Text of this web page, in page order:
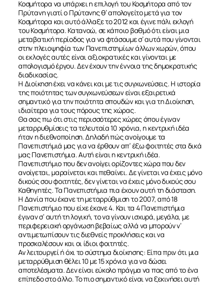
ΣΧΕΤΙΚΑ
ΝΕΑ
ΕΠΙΚΟΙΝΩΝΙΑ
Κοσμήτορα να υπάρχει η επιλογή του Κοσμήτορα από τον
Πρύτανη γιατί ο Πρύτανης θ’ απολογείτο μετά για τον
Κοσμήτορα και αυτό άλλαξε το 2012 και έγινε πάλι εκλογή
του Κοσμήτορα. Κατανοώ, σε κάποιο βαθμό ότι είναι μια
μεταβατική περίοδος για να φτάσουμε σ’ αυτά που γίνονται
στην πλειοψηφία των Πανεπιστημίων άλλων χωρών, όπου
οι εκλογές αυτές είναι αξιοκρατικές και γίνονται με
απολογισμό έργου. Δεν έχουν την έννοια της δημοκρατικής
διαδικασίας.
Η Διοίκηση έχει να κάνει και με τις συγχωνεύσεις. Η ιστορία
της ποιότητας των συγχωνεύσεων είναι εξαιρετικά
σημαντικό για την ποιότητα σπουδών και για τη Διοίκηση,
ιδιαίτερα για τους πόρους της χώρας.
Θα σας πω ότι στις περισσότερες χώρες όπου έγιναν
μεταρρυθμίσεις τα τελευταία 10 χρόνια, η κεντρική ιδέα
ήταν η διεθνοποίηση. Δηλαδή πώς ανοίγουμε τα
Πανεπιστήμιά μας για να έρθουν απ’ έξω φοιτητές στα δικά
μας Πανεπιστήμια. Αυτή είναι η κεντρική ιδέα.
Πανεπιστήμιο που δεν ανοίγει ορίζοντες χώρα που δεν
ανοίγεται, μαραίνεται και πεθαίνει. Δε γίνεται να έχεις μόνο
δικούς σου φοιτητές, δεν γίνεται να έχεις μόνο δικούς σου
Καθηγητές. Τα Πανεπιστήμια πια έχουν αυτή τη διάσταση.
Η Δανία που έκανε τη μεταρρύθμιση το 2007, από 18
Πανεπιστήμιο που είχε έκανε 4. Και τα 4 Πανεπιστήμια
έγιναν σ’ αυτή τη λογική, το να γίνουν ισχυρά, μεγάλα, με
περιφερειακή οργάνωση βεβαίως αλλά να μπορούν ν’
αντιμετωπίσουν τις διεθνείς προκλήσεις και να
προσκαλέσουν και οι ίδιοι φοιτητές.
Αν λειτουργεί ή όχι το σύστημα διοίκησης: Είπα πριν ότι μια
μεταρρύθμιση θέλει 10 με 15 χρόνια για να δώσει
αποτελέσματα. Δεν είναι εύκολο πράγμα να πας από το ένα
επίπεδο στο άλλο. Το πιο σημαντικό είναι να ξεκινήσει αυτή